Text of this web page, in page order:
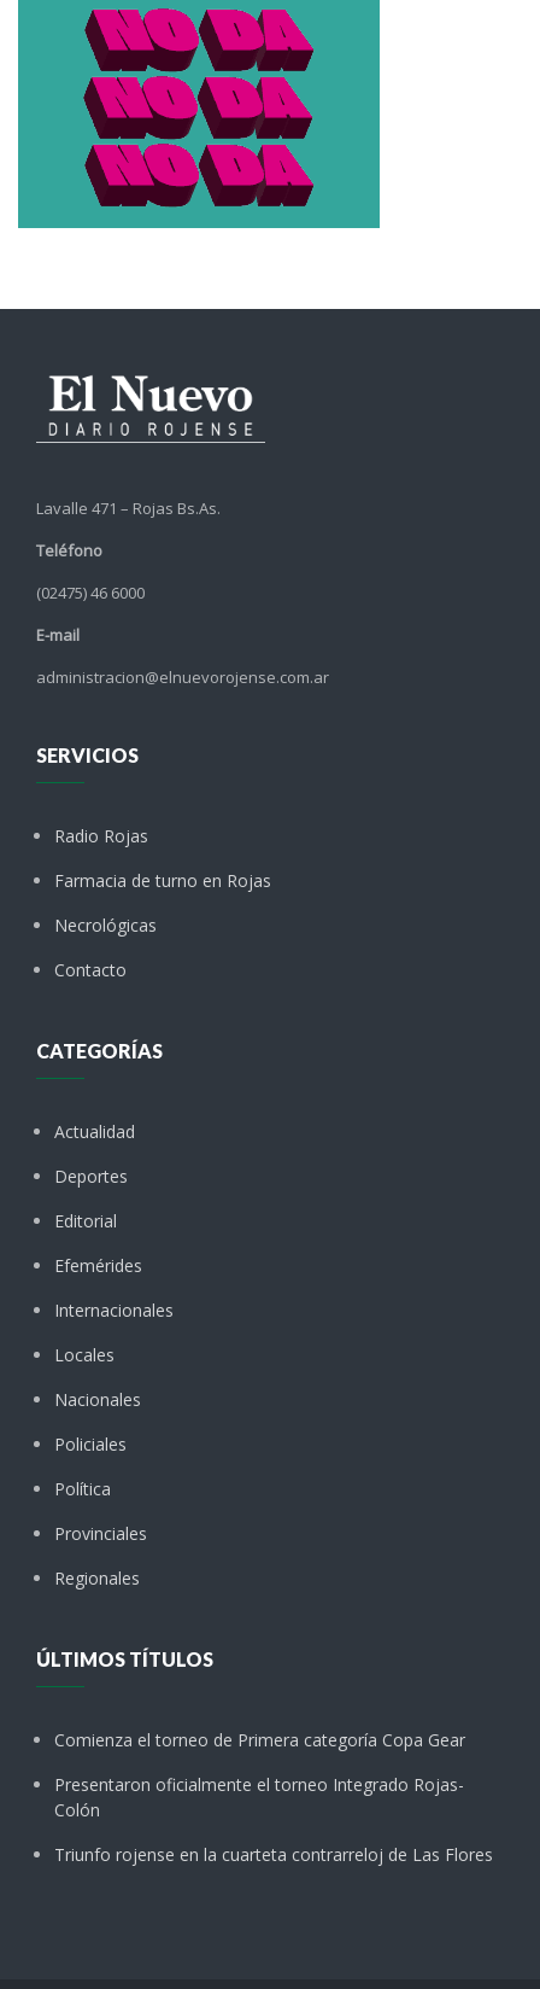
Lavalle 471 – Rojas Bs.As.
Teléfono
(02475) 46 6000
E-mail
administracion@elnuevorojense.com.ar
SERVICIOS
Radio Rojas
Farmacia de turno en Rojas
Necrológicas
Contacto
CATEGORÍAS
Actualidad
Deportes
Editorial
Efemérides
Internacionales
Locales
Nacionales
Policiales
Política
Provinciales
Regionales
ÚLTIMOS TÍTULOS
Comienza el torneo de Primera categoría Copa Gear
Presentaron oficialmente el torneo Integrado Rojas-
Colón
Triunfo rojense en la cuarteta contrarreloj de Las Flores